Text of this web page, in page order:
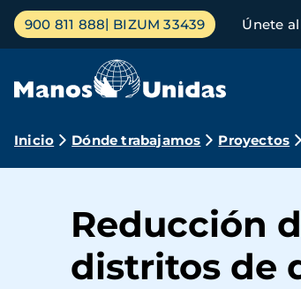
Pasar
contenido
Menú
principal
900 811 888 BIZUM 33439 Únete
Ruta
navegación
Inicio Dónde trabajamos Proyectos
Reducción
distritos de